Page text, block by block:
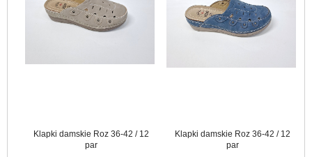
Klapki damskie Roz 36-42 / 12
par
Klapki damskie Roz 36-42 / 12
par